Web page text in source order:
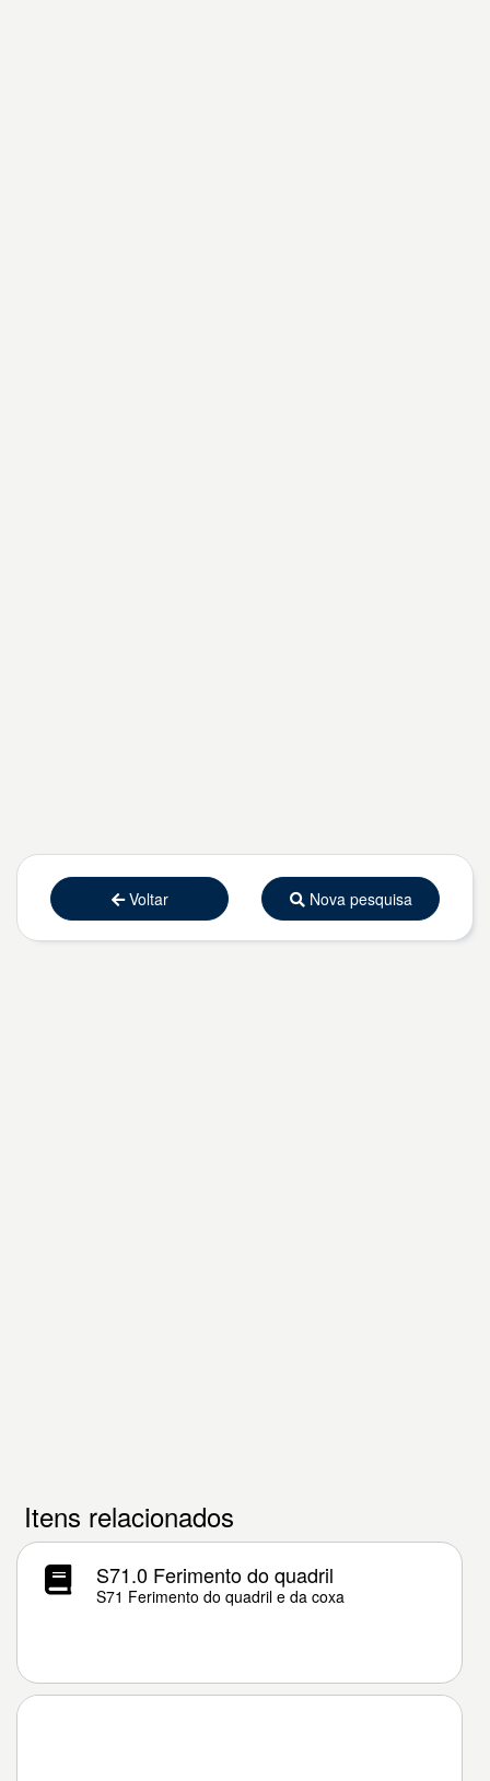
Voltar Nova pesquisa
Itens relacionados
S71.0 Ferimento do quadril
S71 Ferimento do quadril e da coxa